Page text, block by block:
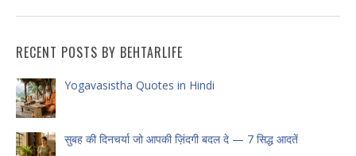
RECENT POSTS BY BEHTARLIFE
Yogavasistha Quotes in Hindi
सुबह की दिनचर्या जो आपकी ज़िंदगी बदल दे — 7 सिद्ध आदतें